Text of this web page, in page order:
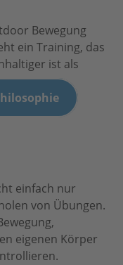
Bewegung
ein Training, das
ist als
einfach nur
von Übungen.
eigenen Körper